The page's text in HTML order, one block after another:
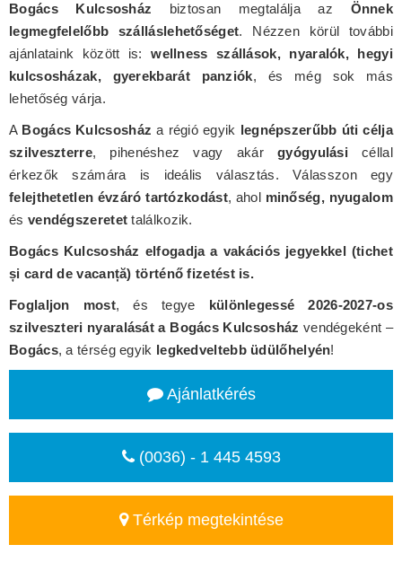
Bogács Kulcsosház biztosan megtalálja az Önnek
legmegfelelőbb szálláslehetőséget. Nézzen körül további
ajánlataink között is:wellness szállások, nyaralók, hegyi
kulcsosházak, gyerekbarát panziók, és még sok más
lehetőség várja.
A Bogács Kulcsosház a régió egyik legnépszerűbb úti célja
szilveszterre, pihenéshez vagy akárgyógyulási céllal
érkezők számára is ideális választás. Válasszon egy
felejthetetlen évzáró tartózkodást, ahol minőség, nyugalom
és vendégszeretet találkozik.
Bogács Kulcsosház elfogadja a vakációs jegyekkel (tichet
și card de vacanță) történő fizetést is.
Foglaljon most, és tegye különlegessé 2026-2027-os
szilveszteri nyaralását a Bogács Kulcsosház vendégeként –
Bogács, a térség egyik legkedveltebb üdülőhelyén!
Ajánlatkérés
(0036) - 1 445 4593
Térkép megtekintése